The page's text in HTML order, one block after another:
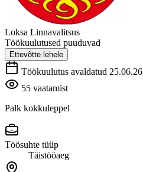
Loksa Linnavalitsus
Töökuulutused puuduvad
Ettevõtte lehele
Töökuulutus avaldatud 25.06.26
55 vaatamist
Palk kokkuleppel
Töösuhte tüüp
Täistööaeg